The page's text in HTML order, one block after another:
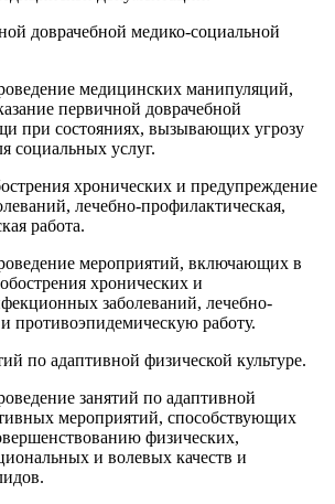
доврачебной медико-социальной
медицинских манипуляций,
первичной доврачебной
при состояниях, вызывающих угрозу
социальных услуг.
хронических и предупреждение
лечебно-профилактическая,
работа.
мероприятий, включающих в
хронических и
заболеваний, лечебно-
противоэпидемическую работу.
по адаптивной физической культуре.
занятий по адаптивной
мероприятий, способствующих
физических,
и волевых качеств и